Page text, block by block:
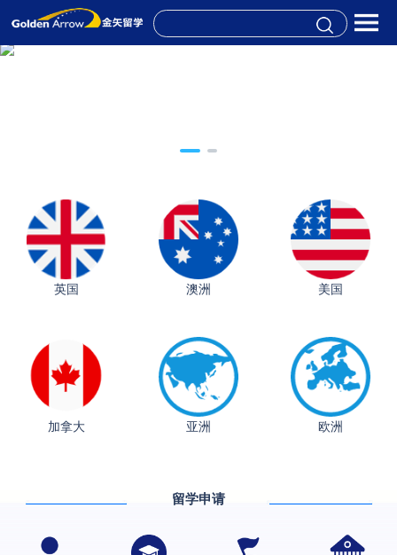
英国 澳洲 美国
加拿大 亚洲 欧洲
留学申请
从上海财大2+2到谢菲尔德：低均分逆袭QS百强金
香港理工大学王牌专业录取案例
格拉斯哥大学国际商务硕士录取案例